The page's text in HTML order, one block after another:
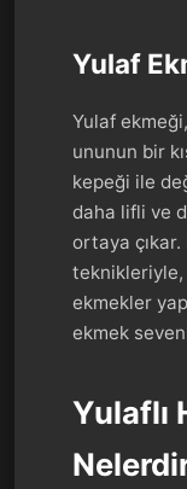
Yulaf
Yulaf
ununun bir
kepeği ile
daha lifli ve
ortaya
teknikleriyle,
ekmekler
ekmek
Yulaflı